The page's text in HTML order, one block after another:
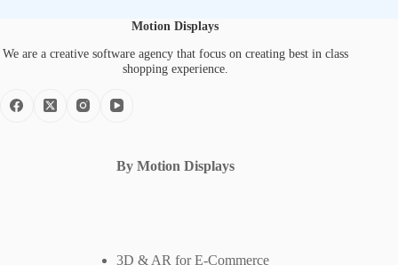
Motion Displays
We are a creative software agency that focus on creating best in class
shopping experience.
By Motion Displays
3D & AR for E-Commerce